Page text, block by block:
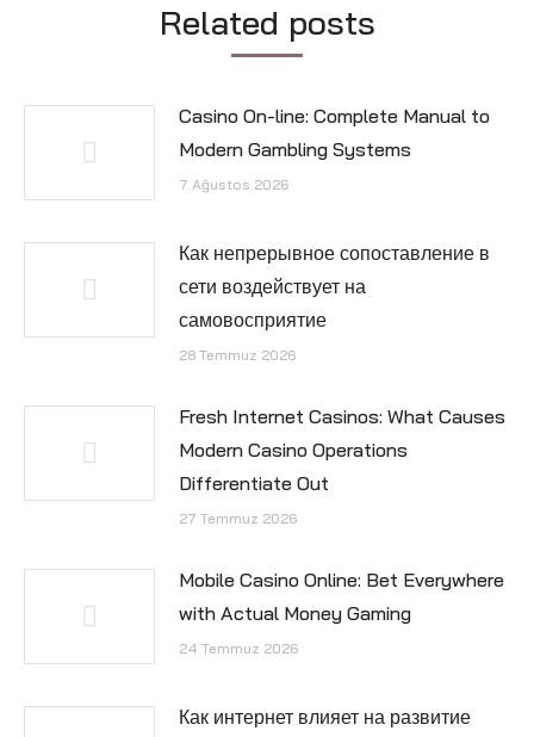
Related posts
Casino On-line: Complete Manual to
Modern Gambling Systems
7 Ağustos 2026
Как непрерывное сопоставление в
сети воздействует на
самовосприятие
28 Temmuz 2026
Fresh Internet Casinos: What Causes
Modern Casino Operations
Differentiate Out
27 Temmuz 2026
Mobile Casino Online: Bet Everywhere
with Actual Money Gaming
24 Temmuz 2026
Как интернет влияет на развитие